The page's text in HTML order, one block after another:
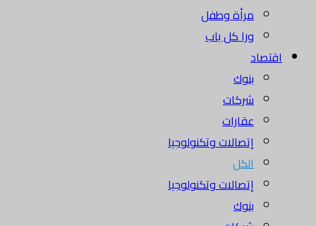
مرأة وطفل
ورا كل باب
اقتصاد
بنوك
شركات
عقارات
إتصالات وتكنولوجيا
الكل
إتصالات وتكنولوجيا
بنوك